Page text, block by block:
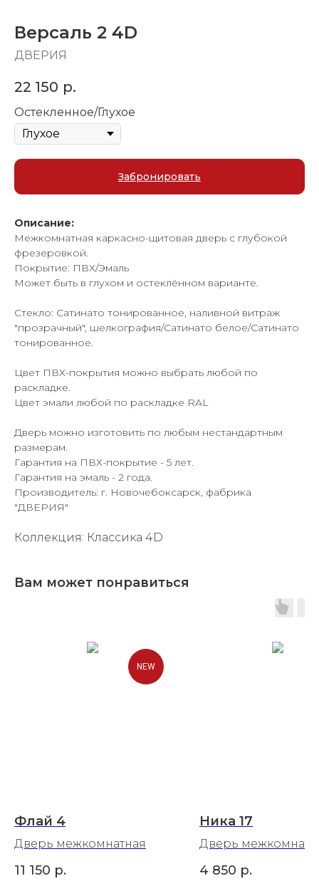
Версаль 2 4D
ДВЕРИЯ
22 150 р.
Остекленное/Глухое
Забронировать
Описание:
Межкомнатная каркасно-щитовая дверь с глубокой
фрезеровкой.
Покрытие: ПВХ/Эмаль
Может быть в глухом и остеклённом варианте.
Стекло: Сатинато тонированное, наливной витраж
"прозрачный", шелкография/Сатинато белое/Сатинато
тонированное.
Цвет ПВХ-покрытия можно выбрать любой по
раскладке.
Цвет эмали любой по раскладке RAL
Дверь можно изготовить по любым нестандартным
размерам.
Гарантия на ПВХ-покрытие - 5 лет.
Гарантия на эмаль - 2 года.
Производитель: г. Новочебоксарск, фабрика
"ДВЕРИЯ"
Коллекция: Классика 4D
Вам может понравиться
NEW
Флай 4
Дверь межкомнатная
11 150 р.
Ника 17
Дверь
4 850 р.